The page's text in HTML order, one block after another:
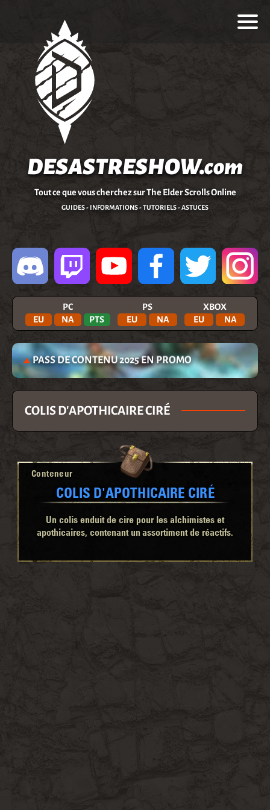
DESASTRESHOW.com
Tout ce que vous cherchez sur The Elder Scrolls Online
GUIDES - INFORMATIONS - TUTORIELS - ASTUCES
PC
EU
NA PTS
PS
EU
NA
XBOX
EU
NA
PASS DE CONTENU 2025 EN PROMO
COLIS D'APOTHICAIRE CIRÉ
Conteneur
COLIS D'APOTHICAIRE CIRÉ
Un colis enduit de cire pour les alchimistes et
apothicaires, contenant un assortiment de réactifs.